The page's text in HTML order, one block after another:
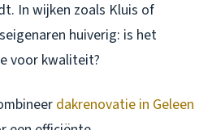
In wijken zoals Kluis of
huiverig: is het
voor kwaliteit?
dakrenovatie in Geleen